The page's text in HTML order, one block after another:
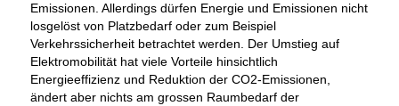
Emissionen. Allerdings dürfen Energie und Emissionen nicht
losgelöst von Platzbedarf oder zum Beispiel
Verkehrssicherheit betrachtet werden. Der Umstieg auf
Elektromobilität hat viele Vorteile hinsichtlich
Energieeffizienz und Reduktion der CO2-Emissionen,
ändert aber nichts am grossen Raumbedarf der